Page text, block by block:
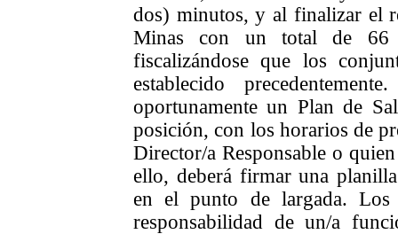
dos) minutos, y al finalizar el
Minas con un total de 66
fiscalizándose que los
establecido
oportunamente un Plan de
posición, con los horarios de
Director/a Responsable o
ello, deberá firmar una
en el punto de largada. Los
responsabilidad de un/a